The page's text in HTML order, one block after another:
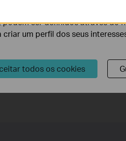
do Deco Utility
site.
nosso website.
podem ser definidos através do
um perfil dos seus
todos os cookies